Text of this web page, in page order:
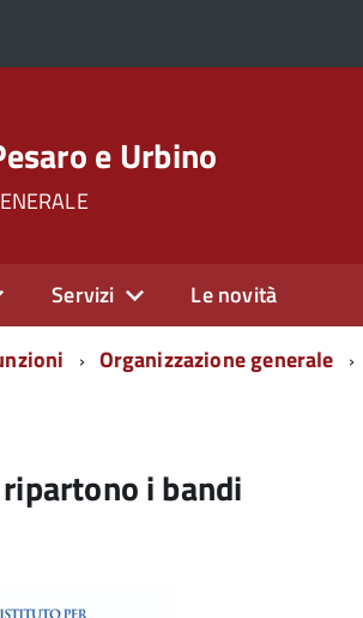
e Urbino
Servizi Le novità
Organizzazione generale
i bandi